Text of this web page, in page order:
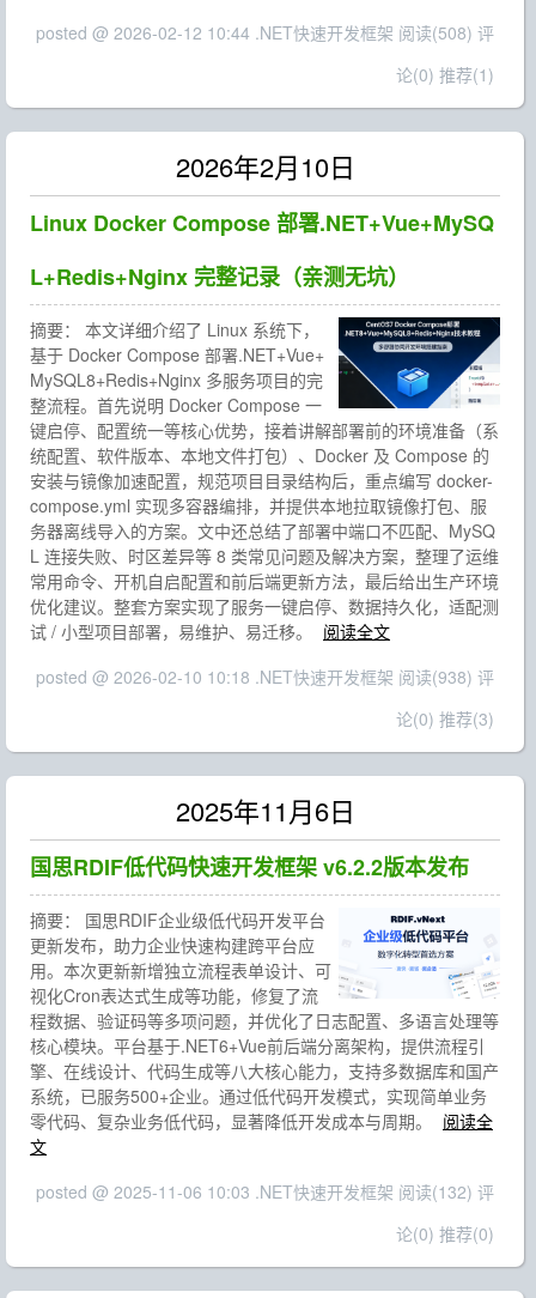
posted @ 2026-02-12 10:44 .NET快速开发框架 阅读(508) 评
论(0) 推荐(1)
2026年2月10日
Linux Docker Compose 部署.NET+Vue+MySQ
L+Redis+Nginx 完整记录（亲测无坑）
摘要： 本文详细介绍了 Linux 系统下，
基于 Docker Compose 部署.NET+Vue+
MySQL8+Redis+Nginx 多服务项目的完
整流程。首先说明 Docker Compose 一
键启停、配置统一等核心优势，接着讲解部署前的环境准备（系
统配置、软件版本、本地文件打包）、Docker 及 Compose 的
安装与镜像加速配置，规范项目目录结构后，重点编写 docker-
compose.yml 实现多容器编排，并提供本地拉取镜像打包、服
务器离线导入的方案。文中还总结了部署中端口不匹配、MySQ
L 连接失败、时区差异等 8 类常见问题及解决方案，整理了运维
常用命令、开机自启配置和前后端更新方法，最后给出生产环境
优化建议。整套方案实现了服务一键启停、数据持久化，适配测
试 / 小型项目部署，易维护、易迁移。
阅读全文
posted @ 2026-02-10 10:18 .NET快速开发框架 阅读(938) 评
论(0) 推荐(3)
2025年11月6日
国思RDIF低代码快速开发框架 v6.2.2版本发布
摘要： 国思RDIF企业级低代码开发平台
更新发布，助力企业快速构建跨平台应
用。本次更新新增独立流程表单设计、可
视化Cron表达式生成等功能，修复了流
程数据、验证码等多项问题，并优化了日志配置、多语言处理等
核心模块。平台基于.NET6+Vue前后端分离架构，提供流程引
擎、在线设计、代码生成等八大核心能力，支持多数据库和国产
系统，已服务500+企业。通过低代码开发模式，实现简单业务
零代码、复杂业务低代码，显著降低开发成本与周期。
阅读全
文
posted @ 2025-11-06 10:03 .NET快速开发框架 阅读(132) 评
论(0) 推荐(0)